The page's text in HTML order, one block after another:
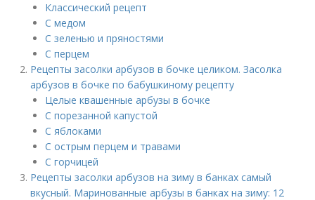
Классический рецепт
С медом
С зеленью и пряностями
С перцем
Рецепты засолки арбузов в бочке целиком. Засолка
арбузов в бочке по бабушкиному рецепту
Целые квашенные арбузы в бочке
С порезанной капустой
С яблоками
С острым перцем и травами
С горчицей
Рецепты засолки арбузов на зиму в банках самый
вкусный. Маринованные арбузы в банках на зиму: 12